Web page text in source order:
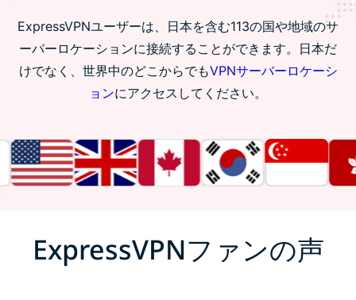
ExpressVPNユーザーは、日本を含む113の国や地域のサ
ーバーロケーションに接続することができます。日本だ
けでなく、世界中のどこからでもVPNサーバーロケーシ
ョンにアクセスしてください。
ExpressVPNファンの声